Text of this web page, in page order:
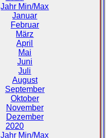
Jahr Min/Max
Januar
Februar
März
April
Mai
Juni
Juli
August
September
Oktober
November
Dezember
2020
Jahr Min/Max